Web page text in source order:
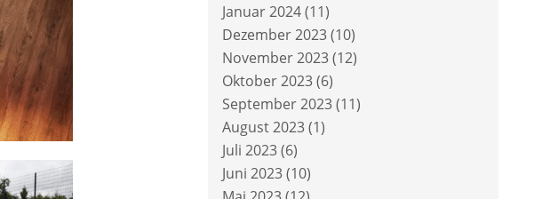
Januar 2024(11)
Dezember 2023(10)
November 2023(12)
Oktober 2023(6)
September 2023(11)
August 2023(1)
Juli 2023(6)
Juni 2023(10)